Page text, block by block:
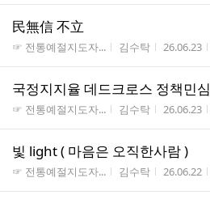
民無信 不立
게시판명
☞ 전통예절지도자... 작성자
김수탁 작성시간
26.06.23
국정지지율 데드크로스 정책민심
게시판명
☞ 전통예절지도자... 작성자
김수탁 작성시간
26.06.23
빛 light ( 마음은 오직한사람 )
게시판명
☞ 전통예절지도자... 작성자
김수탁 작성시간
26.06.22